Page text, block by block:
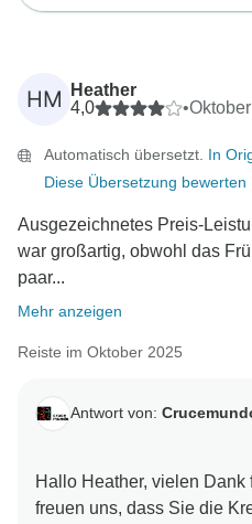
HM
Heather
4,0
•
Automatisch übersetzt. In
Diese Übersetzung bewerten
Ausgezeichnetes Preis-
war großartig, obwohl das
paar...
Mehr anzeigen
Reiste im Oktober 2025
Antwort von:
Hallo Heather, vielen Dank
freuen uns, dass Sie die